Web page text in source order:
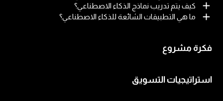
كيف يتم تدريب نماذج الذكاء الاصطناعي؟
ما هي التطبيقات الشائعة للذكاء الاصطناعي؟
فكرة مشروع
استراتيجيات التسويق